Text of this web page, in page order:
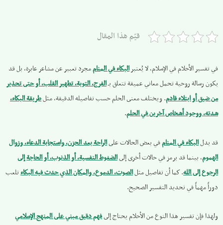
قيّم هذا المقال
في تفسير الأحلام في الإسلام، لا يُعتبرالبكاء في المناممجرد تعبير عن مشاعر عابرة، بل قد
يكون رسالة روحية تحمل معاني عميقة تتعلق بـالفرج، التوبة، تطهير القلب، أو حتى تحذير
من ضيق أو ابتلاء قادم. ويختلف معنى الحلم حسب تفاصيله الدقيقة، مثلطريقة البكاء،
شدته، ووجود أشخاص آخرين في الحلم.
قد يدلالبكاء في المنامفي بعض الحالات علىالراحة بعد الحزن، واستجابة الدعاء، وزوال
الهموم، بينما قد يرمز في حالات أخرى إلىالضغوط النفسية، أو الذنوب، أو الحاجة إلى
الرجوع إلى الله. كما أن تفاصيل مثلالصوت، الدموع، والمكان الذي حدث فيه البكاءتلعب
دوراً مهماً في تحديد التفسير الصحيح.
ولهذا فإن تفسير هذا النوع من الأحلام يحتاج إلىفهم دقيق مبني على المنهج الإسلامي